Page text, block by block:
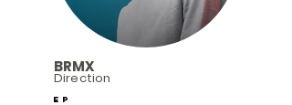
BRMX
Direction
EP